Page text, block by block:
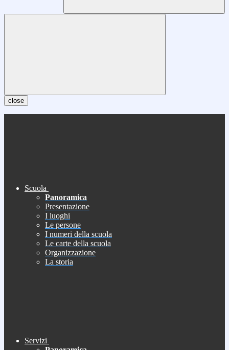
close
Scuola
Panoramica
Presentazione
I luoghi
Le persone
I numeri della scuola
Le carte della scuola
Organizzazione
La storia
Servizi